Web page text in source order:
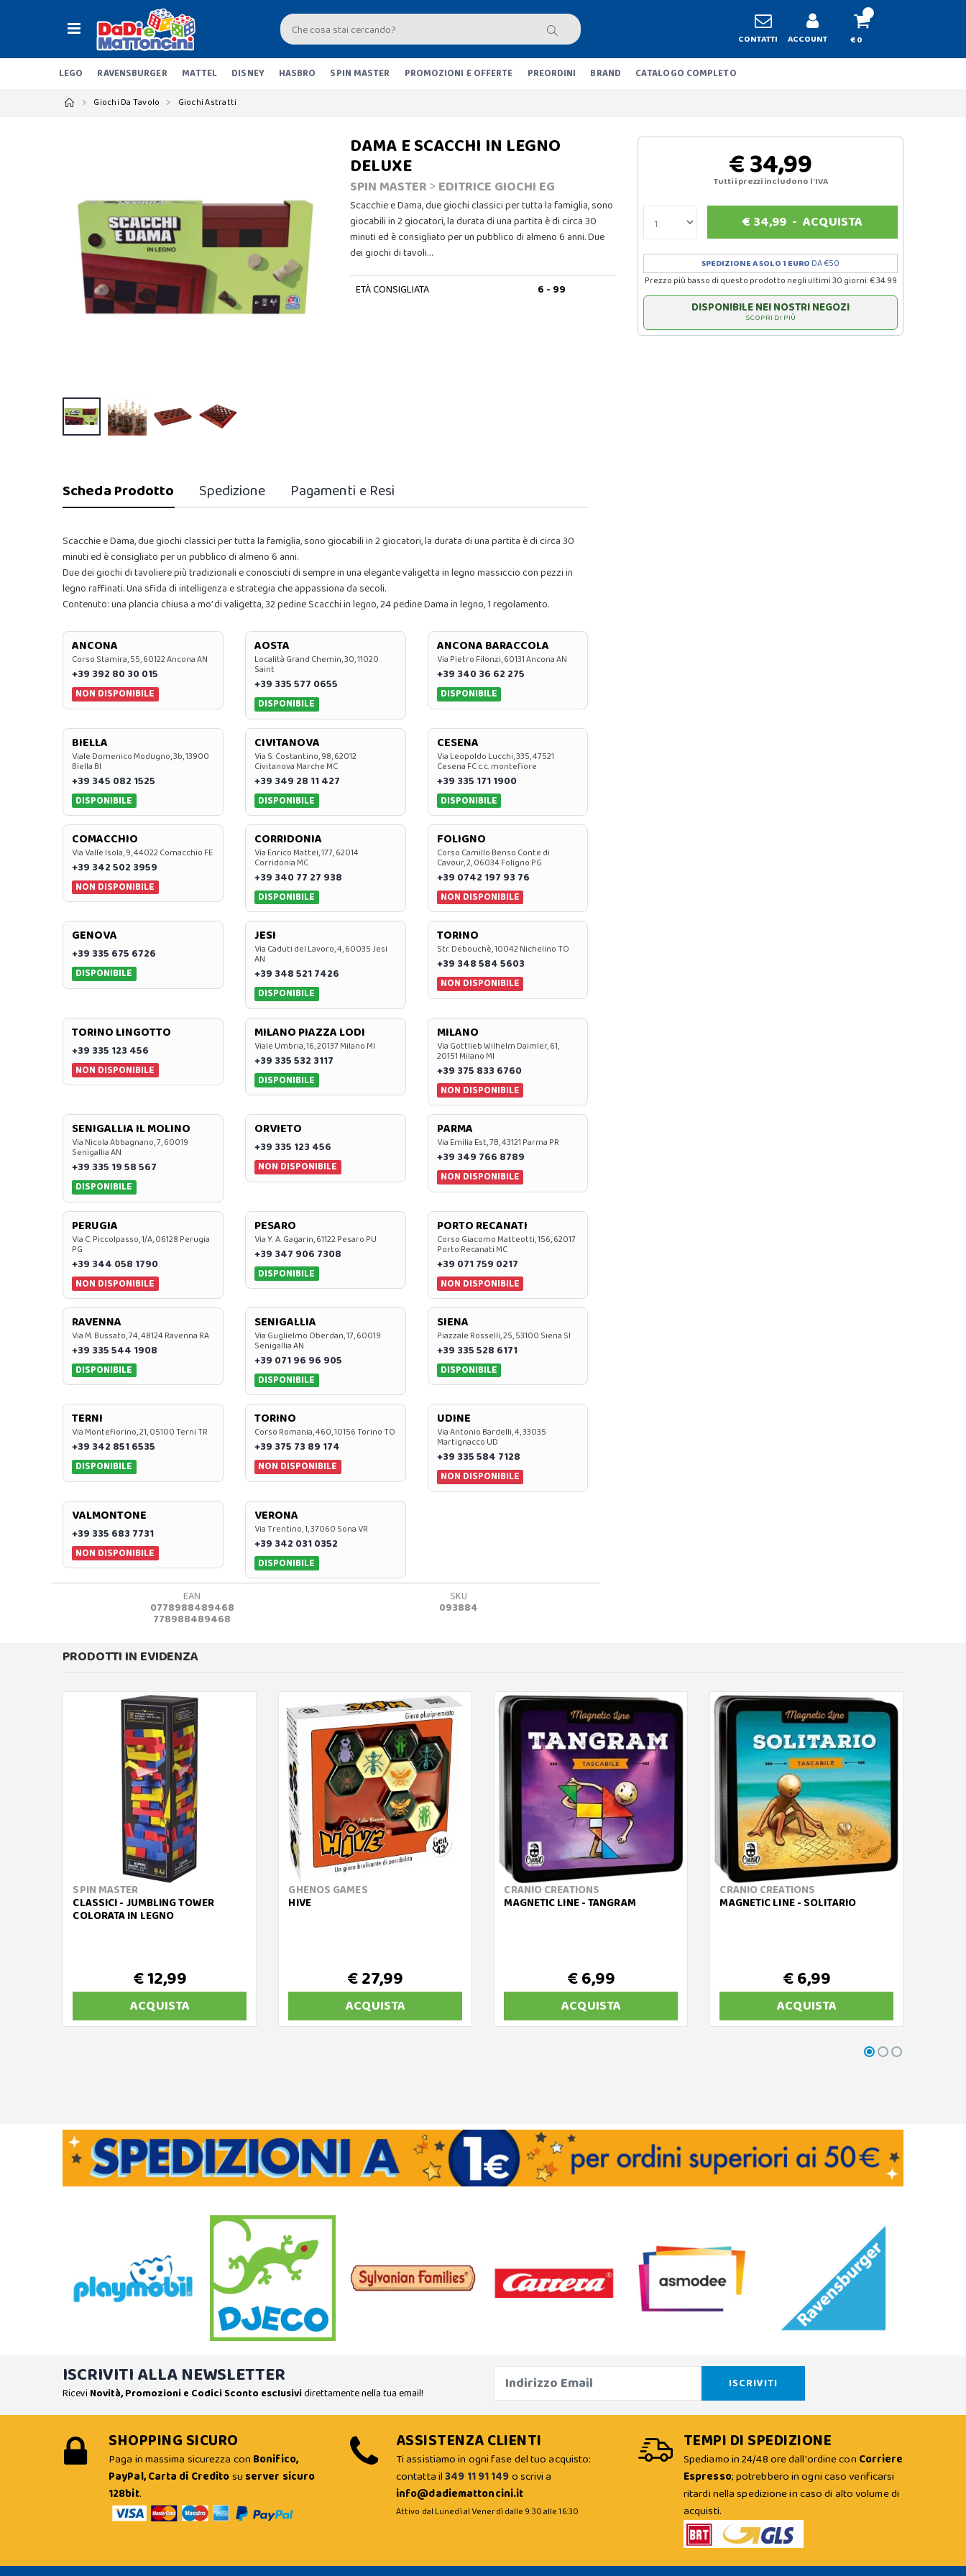
CONTATTI ACCOUNT € 0
LEGO RAVENSBURGER MATTEL DISNEY HASBRO SPIN MASTER PROMOZIONI E OFFERTE PREORDINI BRAND CATALOGO COMPLETO
Giochi Da Tavolo Giochi Astratti
DAMA E SCACCHI IN LEGNO
DELUXE
SPIN MASTER> EDITRICE GIOCHI EG
Scacchie e Dama, due giochi classici per tutta la famiglia, sono
giocabili in 2 giocatori, la durata di una partita è di circa 30
minuti ed è consigliato per un pubblico di almeno 6 anni. Due
dei giochi di tavoli…
ETÀ CONSIGLIATA 6 - 99
€ 34,99
Tutti i prezzi includono l'IVA
€ 34,99 -ACQUISTA
SPEDIZIONE A SOLO 1 EURO DA €50
Prezzo più basso di questo prodotto negli ultimi 30 giorni: € 34.99
DISPONIBILE NEI NOSTRI NEGOZI
SCOPRI DI PIÙ
Scheda Prodotto Spedizione Pagamenti e Resi
Scacchie e Dama, due giochi classici per tutta la famiglia, sono giocabili in 2 giocatori, la durata di una partita è di circa 30
minuti ed è consigliato per un pubblico di almeno 6 anni.
Due dei giochi di tavoliere più tradizionali e conosciuti di sempre in una elegante valigetta in legno massiccio con pezzi in
legno raffinati. Una sfida di intelligenza e strategia che appassiona da secoli.
Contenuto: una plancia chiusa a mo’ di valigetta, 32 pedine Scacchi in legno, 24 pedine Dama in legno, 1 regolamento.
ANCONA
Corso Stamira, 55, 60122 Ancona AN
+39 392 80 30 015
NON DISPONIBILE
AOSTA
Località Grand Chemin, 30, 11020
Saint
+39 335 577 0655
DISPONIBILE
ANCONA BARACCOLA
Via Pietro Filonzi, 60131 Ancona AN
+39 340 36 62 275
DISPONIBILE
BIELLA
Viale Domenico Modugno, 3b, 13900
Biella BI
+39 345 082 1525
DISPONIBILE
CIVITANOVA
Via S. Costantino, 98, 62012
Civitanova Marche MC
+39 349 28 11 427
DISPONIBILE
CESENA
Via Leopoldo Lucchi, 335, 47521
Cesena FC c.c. montefiore
+39 335 171 1900
DISPONIBILE
COMACCHIO
Via Valle Isola, 9, 44022 Comacchio FE
+39 342 502 3959
NON DISPONIBILE
CORRIDONIA
Via Enrico Mattei, 177, 62014
Corridonia MC
+39 340 77 27 938
DISPONIBILE
FOLIGNO
Corso Camillo Benso Conte di
Cavour, 2, 06034 Foligno PG
+39 0742 197 93 76
NON DISPONIBILE
GENOVA
+39 335 675 6726
DISPONIBILE
JESI
Via Caduti del Lavoro, 4, 60035 Jesi
AN
+39 348 521 7426
DISPONIBILE
TORINO
Str. Debouchè, 10042 Nichelino TO
+39 348 584 5603
NON DISPONIBILE
TORINO LINGOTTO
+39 335 123 456
NON DISPONIBILE
MILANO PIAZZA LODI
Viale Umbria, 16, 20137 Milano MI
+39 335 532 3117
DISPONIBILE
MILANO
Via Gottlieb Wilhelm Daimler, 61,
20151 Milano MI
+39 375 833 6760
NON DISPONIBILE
SENIGALLIA IL MOLINO
Via Nicola Abbagnano, 7, 60019
Senigallia AN
+39 335 19 58 567
DISPONIBILE
ORVIETO
+39 335 123 456
NON DISPONIBILE
PARMA
Via Emilia Est, 7B, 43121 Parma PR
+39 349 766 8789
NON DISPONIBILE
PERUGIA
Via C. Piccolpasso, 1/A, 06128 Perugia
PG
+39 344 058 1790
NON DISPONIBILE
PESARO
Via Y. A. Gagarin, 61122 Pesaro PU
+39 347 906 7308
DISPONIBILE
PORTO RECANATI
Corso Giacomo Matteotti, 156, 62017
Porto Recanati MC
+39 071 759 0217
NON DISPONIBILE
RAVENNA
Via M. Bussato, 74, 48124 Ravenna RA
+39 335 544 1908
DISPONIBILE
SENIGALLIA
Via Guglielmo Oberdan, 17, 60019
Senigallia AN
+39 071 96 96 905
DISPONIBILE
SIENA
Piazzale Rosselli, 25, 53100 Siena SI
+39 335 528 6171
DISPONIBILE
TERNI
Via Montefiorino, 21, 05100 Terni TR
+39 342 851 6535
DISPONIBILE
TORINO
Corso Romania, 460, 10156 Torino TO
+39 375 73 89 174
NON DISPONIBILE
UDINE
Via Antonio Bardelli, 4, 33035
Martignacco UD
+39 335 584 7128
NON DISPONIBILE
VALMONTONE
+39 335 683 7731
NON DISPONIBILE
VERONA
Via Trentino, 1, 37060 Sona VR
+39 342 031 0352
DISPONIBILE
EAN
0778988489468
778988489468
SKU
093884
PRODOTTI IN EVIDENZA
SPIN MASTER
CLASSICI - JUMBLING TOWER
COLORATA IN LEGNO
€ 12,99
ACQUISTA
GHENOS GAMES
HIVE
€ 27,99
ACQUISTA
CRANIO CREATIONS
MAGNETIC LINE - TANGRAM
€ 6,99
ACQUISTA
CRANIO CREATIONS
MAGNETIC LINE - SOLITARIO
€ 6,99
ACQUISTA
ISCRIVITI ALLA NEWSLETTER
Ricevi Novità, Promozioni e Codici Sconto esclusividirettamente nella tua email!
SHOPPING SICURO
Paga in massima sicurezza con Bonifico,
PayPal, Carta di Creditosu server sicuro
128bit.
ASSISTENZA CLIENTI
Ti assistiamo in ogni fase del tuo acquisto:
contatta il349 11 91 149o scrivi a
info@dadiemattoncini.it
Attivo dal Lunedì al Venerdì dalle 9:30 alle 16:30
TEMPI DI SPEDIZIONE
Spediamo in 24/48 ore dall'ordine con Corriere
Espresso; potrebbero in ogni caso verificarsi
ritardi nella spedizione in caso di alto volume di
acquisti.